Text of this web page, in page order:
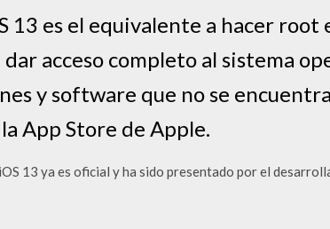
13 es el equivalente a hacer root
dar acceso completo al sistema
y software que no se
App Store de Apple.
13 ya es oficial y ha sido presentado por el